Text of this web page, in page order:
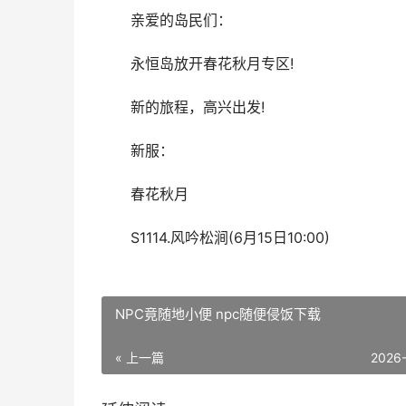
亲爱的岛民们：
永恒岛放开春花秋月专区!
新的旅程，高兴出发!
新服：
春花秋月
S1114.风吟松涧(6月15日10:00)
NPC竟随地小便 npc随便侵饭下载
« 上一篇